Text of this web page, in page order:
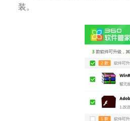
装。